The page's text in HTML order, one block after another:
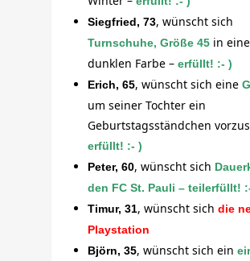
Siegfried, 73, wünscht sich
Turnschuhe, Größe 45 in
dunklen Farbe –erfüllt! :- )
Erich, 65, wünscht sich eine
um seiner Tochter ein
Geburtstagsständchen
erfüllt! :- )
Peter, 60, wünscht sich
den FC St. Pauli – teilerfüllt!
Timur, 31, wünscht sich die
Playstation
Björn, 35, wünscht sich ein